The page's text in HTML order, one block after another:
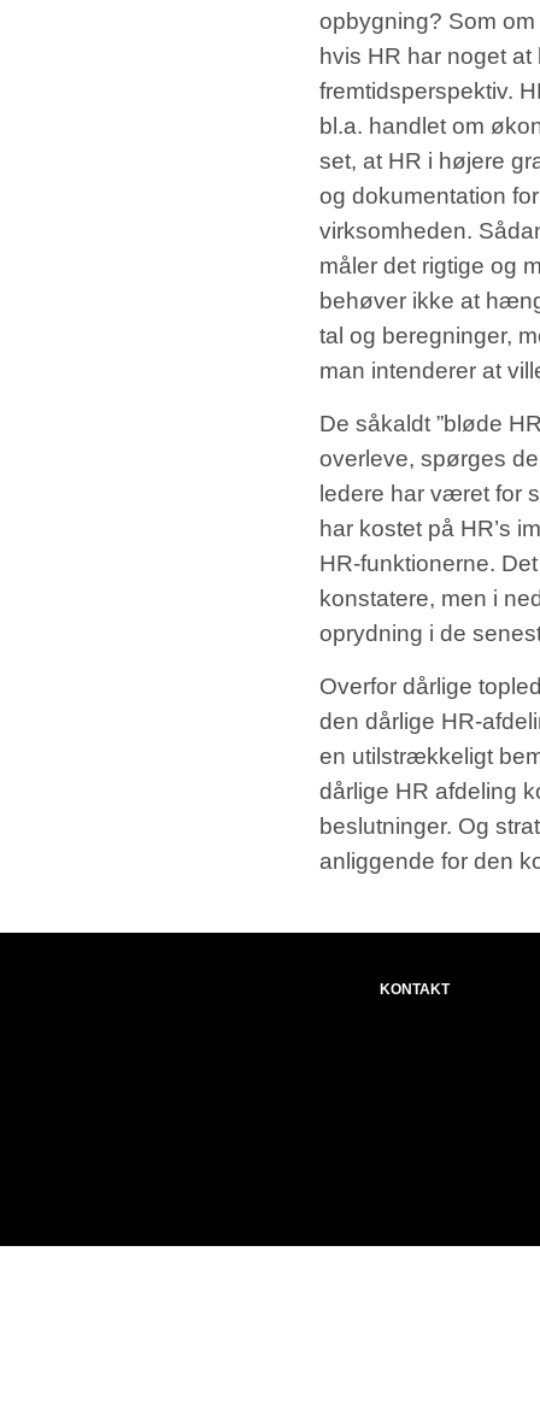
opbygning? Som
hvis HR har noget
fremtidsperspektiv.
bl.a. handlet om
set, at HR i højere
og dokumentation
virksomheden.
måler det rigtige og
behøver ikke at
tal og beregninger,
man intenderer at
De såkaldt ”bløde
overleve, spørges
ledere har været for
har kostet på HR’s
HR-funktionerne.
konstatere, men i
oprydning i de
Overfor dårlige
den dårlige HR-
en utilstrækkeligt
dårlige HR afdeling
beslutninger. Og
anliggende for den
KONTAKT